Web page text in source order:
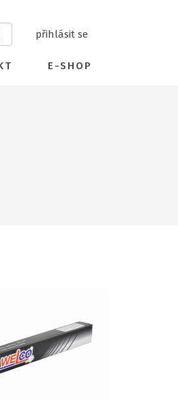
přihlásit se
E-SHOP